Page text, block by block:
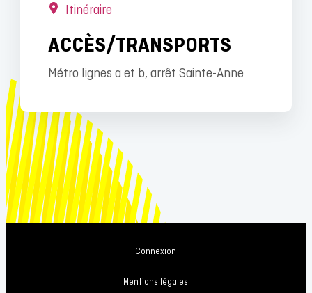
Itinéraire
ACCÈS/TRANSPORTS
Métro lignes a et b, arrêt Sainte-Anne
Connexion
-
Mentions légales